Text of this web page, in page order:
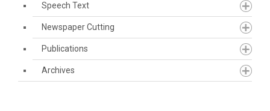
Speech Text
Newspaper Cutting
Publications
Archives